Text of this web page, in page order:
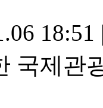
18:51
국제관